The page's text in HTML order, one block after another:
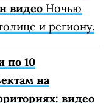
видео Ночью
и региону.
по 10
на
видео